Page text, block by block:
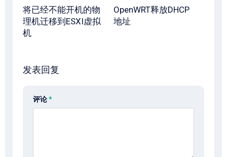
将已经不能开机的物
理机迁移到ESXI虚拟
机
OpenWRT释放DHCP
地址
发表回复
评论*